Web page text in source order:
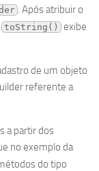
. Após atribuir o
toString()
exibe
de um objeto
referente a
a partir dos
no exemplo da
do tipo